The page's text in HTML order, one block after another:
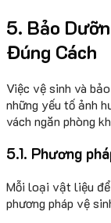
5. Bảo
Đúng Cách
Việc vệ sinh và
những yếu tố ảnh
vách ngăn phòng
5.1. Phương
Mỗi loại vật liệu để
phương pháp vệ